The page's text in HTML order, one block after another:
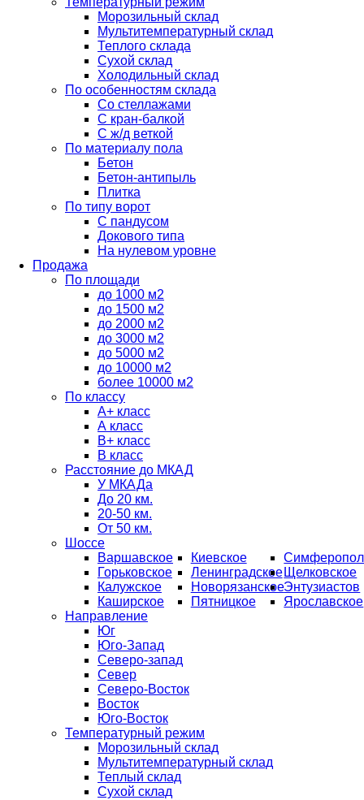
Морозильный склад
Мультитемпературный склад
Теплого склада
Сухой склад
Холодильный склад
По особенностям склада
Со стеллажами
С кран-балкой
С ж/д веткой
По материалу пола
Бетон
Бетон-антипыль
Плитка
По типу ворот
С пандусом
Докового типа
На нулевом уровне
Продажа
По площади
до 1000 м2
до 1500 м2
до 2000 м2
до 3000 м2
до 5000 м2
до 10000 м2
более 10000 м2
По классу
A+ класс
А класс
В+ класс
B класс
Расстояние до МКАД
У МКАДа
До 20 км.
20-50 км.
От 50 км.
Шоссе
Варшавское
Горьковское
Калужское
Каширское
Киевское
Ленинградское
Новорязанское
Пятницкое
Щелковское
Энтузиастов
Ярославское
Направление
Юг
Юго-Запад
Северо-запад
Север
Северо-Восток
Восток
Юго-Восток
Температурный режим
Морозильный склад
Мультитемпературный склад
Теплый склад
Сухой склад